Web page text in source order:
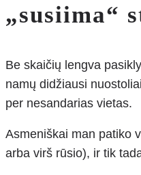
„susiima“
Be skaičių lengva
namų didžiausi
per nesandarias vietas.
Asmeniškai man patiko
arba virš rūsio), ir tik